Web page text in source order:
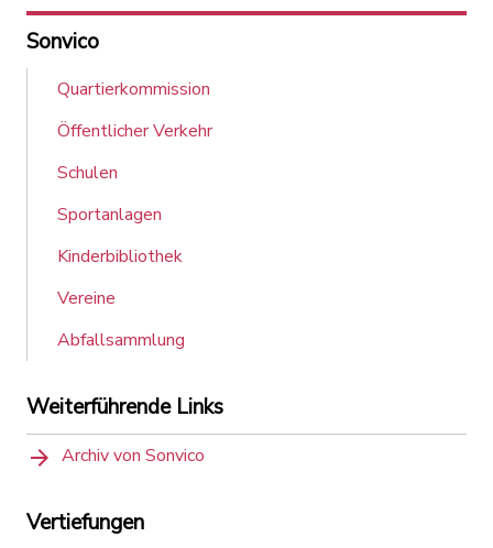
Sonvico
Quartierkommission
Öffentlicher Verkehr
Schulen
Sportanlagen
Kinderbibliothek
Vereine
Abfallsammlung
Weiterführende Links
Archiv von Sonvico
Vertiefungen